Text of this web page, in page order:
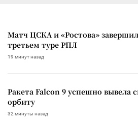
Матч ЦСКА и «Ростова»
третьем туре РПЛ
19 минут назад
Ракета Falcon 9 успешно вывела
орбиту
32 минуты назад